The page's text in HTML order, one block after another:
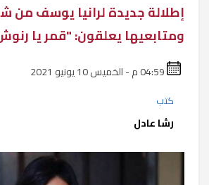
إطلالة جديدة لرانيا يوسف من
ومتابعيها يعلقون: "قمر يا
كتب
رشا عادل